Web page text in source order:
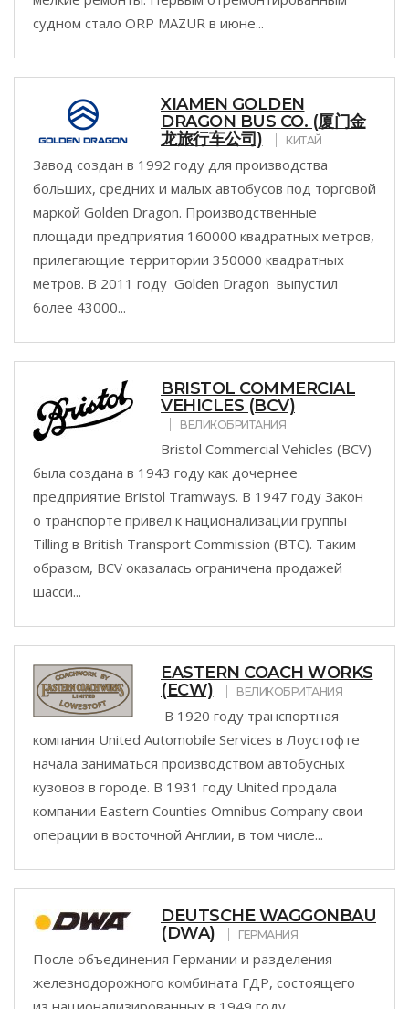
судном стало ORP MAZUR в июне...
XIAMEN GOLDEN
DRAGON BUS CO. (厦门金
龙旅行车公司)
КИТАЙ
Завод создан в 1992 году для производства
больших, средних и малых автобусов под торговой
маркой Golden Dragon. Производственные
площади предприятия 160000 квадратных метров,
прилегающие территории 350000 квадратных
метров. В 2011 году Golden Dragon выпустил
более 43000...
BRISTOL COMMERCIAL
VEHICLES (BCV)
ВЕЛИКОБРИТАНИЯ
Bristol Commercial Vehicles (BCV)
была создана в 1943 году как дочернее
предприятие Bristol Tramways. В 1947 году Закон
о транспорте привел к национализации группы
Tilling в British Transport Commission (BTC). Таким
образом, BCV оказалась ограничена продажей
шасси...
EASTERN COACH WORKS
(ECW)
ВЕЛИКОБРИТАНИЯ
В 1920 году транспортная
компания United Automobile Services в Лоустофте
начала заниматься производством автобусных
кузовов в городе. В 1931 году United продала
компании Eastern Counties Omnibus Company свои
операции в восточной Англии, в том числе...
DEUTSCHE WAGGONBAU
(DWA)
ГЕРМАНИЯ
После объединения Германии и разделения
железнодорожного комбината ГДР, состоящего